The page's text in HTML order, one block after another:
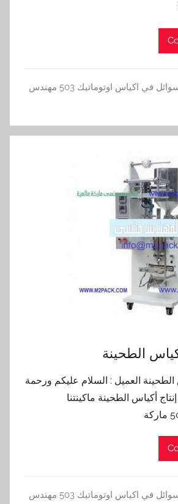
ماكينات تعبئة سوائل في اكياس اوتوماتيك 503 مهندس
الطحينة
الطحينة العميل : السلام عليكم ورحمة
أكياس الطحينة ماكينتنا
ماكينات تعبئة سوائل في اكياس اوتوماتيك 503 مهندس